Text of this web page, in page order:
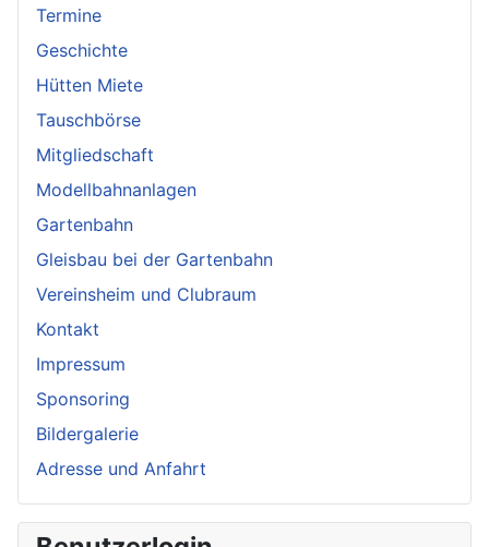
Termine
Geschichte
Hütten Miete
Tauschbörse
Mitgliedschaft
Modellbahnanlagen
Gartenbahn
Gleisbau bei der Gartenbahn
Vereinsheim und Clubraum
Kontakt
Impressum
Sponsoring
Bildergalerie
Adresse und Anfahrt